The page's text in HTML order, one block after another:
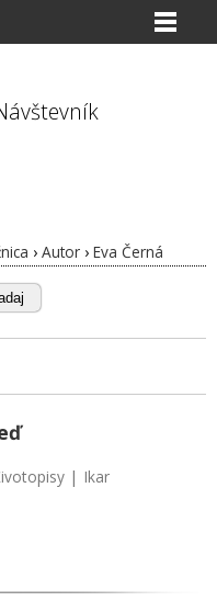
› Autor › Eva Černá
| Ikar